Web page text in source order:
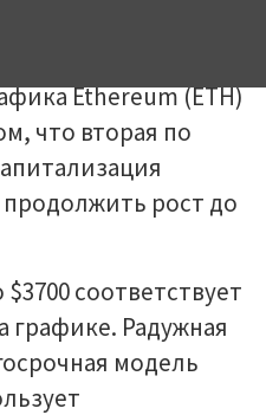
Ethereum (ETH)
что вторая по
рост до
соответствует
графике. Радужная
модель